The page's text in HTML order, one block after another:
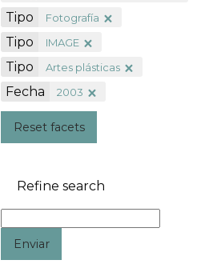
Tipo Fotografía
Tipo IMAGE
Tipo Artes plásticas
Fecha 2003
Reset facets
Refine search
Enviar